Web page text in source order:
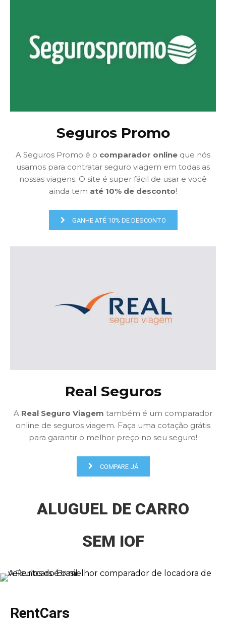
Seguros Promo
A Seguros Promo é o comparador online que nós
usamos para contratar seguro viagem em todas as
nossas viagens. O site é super fácil de usar e você
ainda tem até 10% de desconto!
GANHE ATÉ 10% DE DESCONTO
Real Seguros
A Real Seguro Viagem também é um comparador
online de seguros viagem. Faça uma cotação grátis
para garantir o melhor preço no seu seguro!
COMPARE JÁ
ALUGUEL DE CARRO
SEM IOF
RentCars